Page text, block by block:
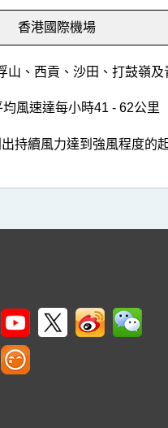
香港國際機場
山、西貢、沙田、打鼓嶺
風速達每小時41 - 62公里
持續風力達到強風程度的